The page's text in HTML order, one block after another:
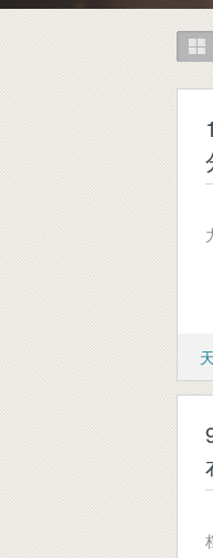
网易游戏
游戏爱好
我的足迹： 大唐无双